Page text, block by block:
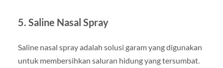
5. Saline Nasal Spray
Saline nasal spray adalah solusi garam yang digunakan
untuk membersihkan saluran hidung yang tersumbat.